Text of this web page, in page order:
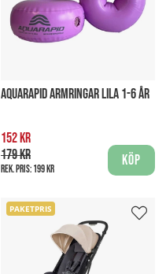
AQUARAPID ARMRINGAR LILA 1-6 ÅR
152 kr
179 kr
Rek. pris:199 kr
Köp
PAKETPRIS